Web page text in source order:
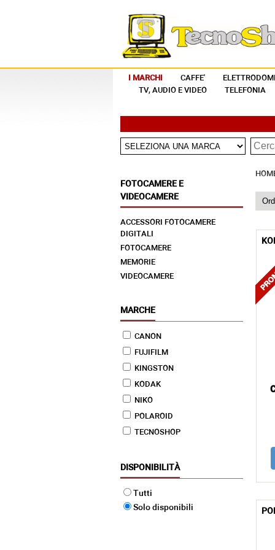
I MARCHI CAFFE'
TV, AUDIO E VIDEO
TELEFONIA
FOTOCAMERE E
VIDEOCAMERE
ACCESSORI FOTOCAMERE
DIGITALI
FOTOCAMERE
MEMORIE
VIDEOCAMERE
MARCHE
CANON
FUJIFILM
KINGSTON
KODAK
NIKO
POLAROID
TECNOSHOP
DISPONIBILITÀ
Tutti
Solo disponibili